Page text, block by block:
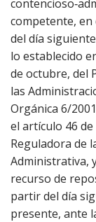
competente, en
del día
lo establecido
de octubre, del
las
Orgánica 6/
el artículo 46 de
Reguladora de
Administrativa,
recurso de
partir del día
presente, ante